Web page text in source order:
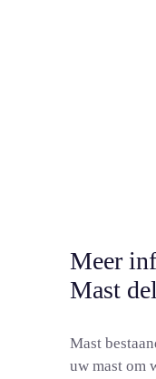
Meer
Mast
Mast
uw mast om